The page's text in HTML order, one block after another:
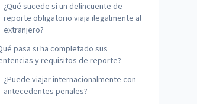
¿Qué sucede si un delincuente de
reporte obligatorio viaja ilegalmente al
extranjero?
pasa si ha completado sus
y requisitos de reporte?
¿Puede viajar internacionalmente con
antecedentes penales?